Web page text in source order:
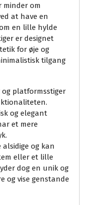
minder om
at have en
en lille hylde
er designet
for øje og
tilgang
og platformsstiger
og elegant
et mere
alsidige og kan
eller et lille
dog en unik og
og vise genstande